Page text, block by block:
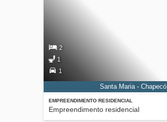
EMPREENDIMENTO RESIDENCIAL
Empreendimento residencial
2
1
1
Santa Maria - Chapecó